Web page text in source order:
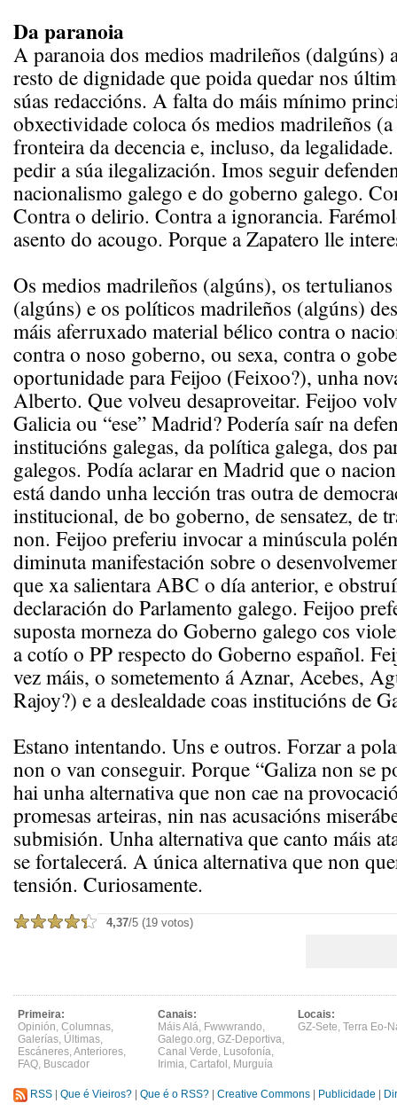
Da paranoia
A paranoia dos medios madrileños (dalgúns)
resto de dignidade que poida quedar nos
súas redaccións. A falta do máis mínimo
obxectividade coloca ós medios madrileños
fronteira da decencia e, incluso, da
pedir a súa ilegalización. Imos seguir
nacionalismo galego e do goberno galego.
Contra o delirio. Contra a ignorancia.
asento do acougo. Porque a Zapatero lle
Os medios madrileños (algúns), os
(algúns) e os políticos madrileños (algúns)
máis aferruxado material bélico contra o
contra o noso goberno, ou sexa, contra o
oportunidade para Feijoo (Feixoo?), unha
Alberto. Que volveu desaproveitar. Feijoo
Galicia ou “ese” Madrid? Podería saír na
institucións galegas, da política galega, dos
galegos. Podía aclarar en Madrid que o
está dando unha lección tras outra de
institucional, de bo goberno, de sensatez, de
non. Feijoo preferiu invocar a minúscula
diminuta manifestación sobre o
que xa salientara ABC o día anterior, e
declaración do Parlamento galego. Feijoo
suposta morneza do Goberno galego cos
a cotío o PP respecto do Goberno español.
vez máis, o sometemento á Aznar, Acebes,
Rajoy?) e a deslealdade coas institucións de
Estano intentando. Uns e outros. Forzar a
non o van conseguir. Porque “Galiza non se
hai unha alternativa que non cae na
promesas arteiras, nin nas acusacións
submisión. Unha alternativa que canto máis
se fortalecerá. A única alternativa que non
tensión. Curiosamente.
4,37/5 (19 votos)
Primeira:
Opinión, Columnas,
Galerías, Últimas,
Escáneres,Anteriores,
FAQ, Buscador
Canais:
Máis Alá, Fwwwrando,
Galego.org, GZ-Deportiva,
Canal Verde, Lusofonía,
Irimia, Cartafol , Murguía
Locais:
GZ-Sete, Terra Eo-
RSS Que é Vieiros? Que é o RSS? Creative Commons Publicidade